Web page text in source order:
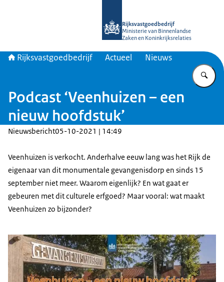
Rijksvastgoedbedrijf
Ministerie van Binnenlandse
Zaken en Koninkrijksrelaties
Rijksvastgoedbedrijf Actueel Nieuws
Podcast ‘Veenhuizen – een
nieuw hoofdstuk’
Nieuwsbericht05-10-2021 | 14:49
Veenhuizen is verkocht. Anderhalve eeuw lang was het Rijk de
eigenaar van dit monumentale gevangenisdorp en sinds 15
september niet meer. Waarom eigenlijk? En wat gaat er
gebeuren met dit culturele erfgoed? Maar vooral: wat maakt
Veenhuizen zo bijzonder?